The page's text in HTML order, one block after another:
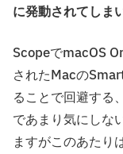
に発動されてしま
ScopeでmacOS
されたMacの
ることで回避する
であまり気にしな
ますがこのあたり